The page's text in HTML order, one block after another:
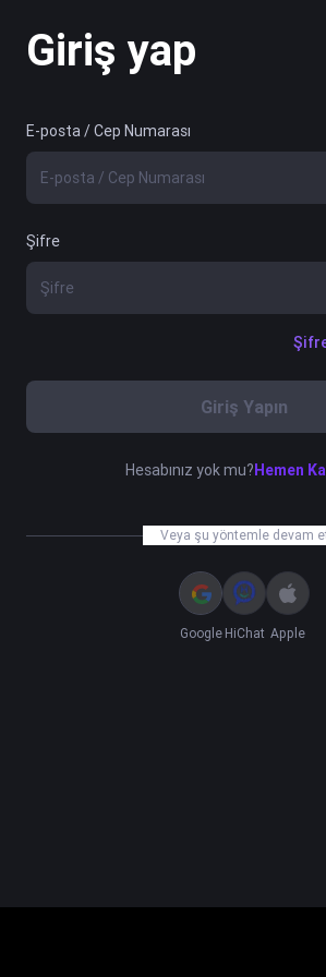
Giriş yap
E-posta / Cep Numarası
Şifre
Giriş Yapın
Hesabınız yok mu? Hemen
Veya şu yöntemle devam
Google HiChat Apple